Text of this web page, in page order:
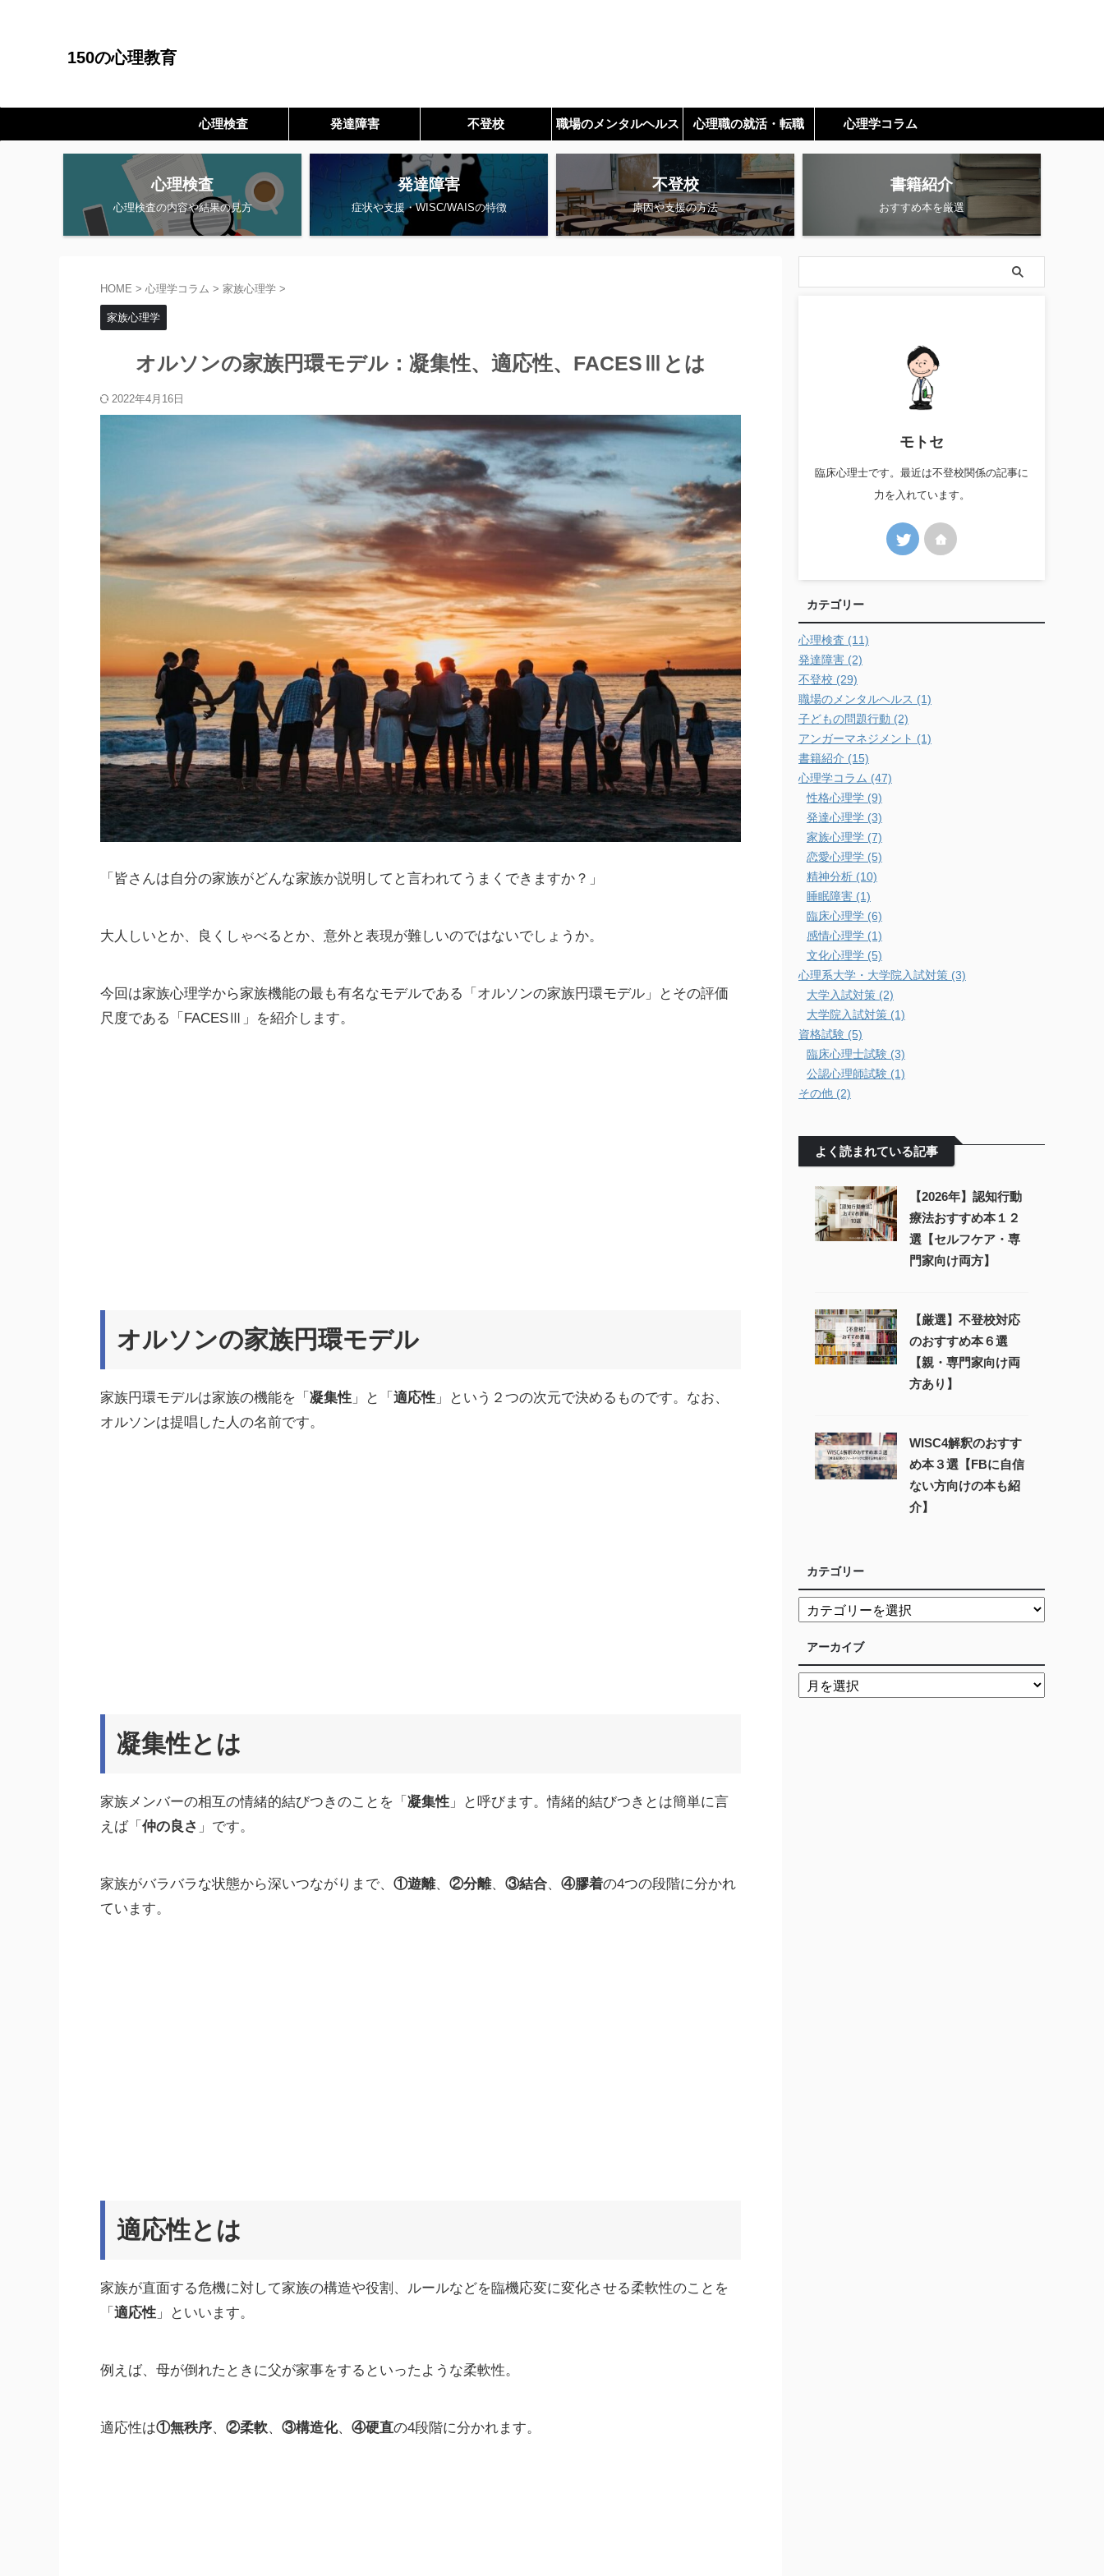
150の心理教育
心理検査 発達障害 不登校 職場のメンタルヘルス 心理職の就活・転職 心理学コラム
心理検査
心理検査の内容や結果の見方
発達障害
症状や支援・WISC/WAISの特徴
不登校
原因や支援の方法
書籍紹介
おすすめ本を厳選
HOME > 心理学コラム > 家族心理学 >
家族心理学
オルソンの家族円環モデル：凝集性、適応性、FACESⅢとは
2022年4月16日
「皆さんは自分の家族がどんな家族か説明してと言われてうまくできますか？」
大人しいとか、良くしゃべるとか、意外と表現が難しいのではないでしょうか。
今回は家族心理学から家族機能の最も有名なモデルである「オルソンの家族円環モデル」とその評価
尺度である「FACESⅢ」を紹介します。
オルソンの家族円環モデル
家族円環モデルは家族の機能を「 凝集性 」と「 適応性 」という２つの次元で決めるものです。なお、
オルソンは提唱した人の名前です。
凝集性とは
家族メンバーの相互の情緒的結びつきのことを「 凝集性 」と呼びます。情緒的結びつきとは簡単に言
えば「 仲の良さ 」です。
家族がバラバラな状態から深いつながりまで、 ①遊離、 ②分離、 ③結合、 ④膠着の4つの段階に分かれ
ています。
適応性とは
家族が直面する危機に対して家族の構造や役割、ルールなどを臨機応変に変化させる柔軟性のことを
「 適応性 」といいます。
例えば、母が倒れたときに父が家事をするといったような柔軟性。
適応性は①無秩序、 ②柔軟、 ③構造化、 ④硬直の4段階に分かれます。
モトセ
臨床心理士です。最近は不登校関係の記事に
力を入れています。
カテゴリー
心理検査 (11)
発達障害 (2)
不登校 (29)
職場のメンタルヘルス (1)
子どもの問題行動 (2)
アンガーマネジメント (1)
書籍紹介 (15)
心理学コラム (47)
性格心理学 (9)
発達心理学 (3)
家族心理学 (7)
恋愛心理学 (5)
精神分析 (10)
睡眠障害 (1)
臨床心理学 (6)
感情心理学 (1)
文化心理学 (5)
心理系大学・大学院入試対策 (3)
大学入試対策 (2)
大学院入試対策 (1)
資格試験 (5)
臨床心理士試験 (3)
公認心理師試験 (1)
その他 (2)
よく読まれている記事
【2026年】認知行動
療法おすすめ本１２
選【セルフケア・専
門家向け両方】
【厳選】不登校対応
のおすすめ本６選
【親・専門家向け両
方あり】
WISC4解釈のおすす
め本３選【FBに自信
ない方向けの本も紹
介】
カテゴリー
アーカイブ